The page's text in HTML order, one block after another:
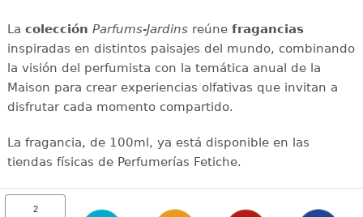
La colección Parfums-Jardinsreúne fragancias
inspiradas en distintos paisajes del mundo, combinando
la visión del perfumista con la temática anual de la
Maison para crear experiencias olfativas que invitan a
disfrutar cada momento compartido.
La fragancia, de 100ml, ya está disponible en las
tiendas físicas de Perfumerías Fetiche.
2